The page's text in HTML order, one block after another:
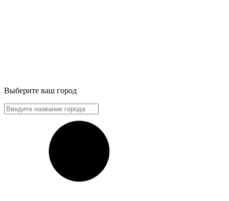
Выберите ваш город